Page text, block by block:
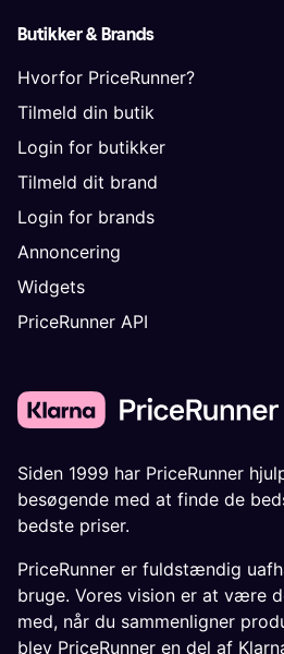
Butikker & Brands
Hvorfor PriceRunner?
Tilmeld din butik
Login for butikker
Tilmeld dit brand
Login for brands
Annoncering
Widgets
PriceRunner API
Siden 1999 har PriceRunner
besøgende med at finde de
bedste priser.
PriceRunner er fuldstændig
bruge. Vores vision er at være
med, når du sammenligner
blev PriceRunner en del af